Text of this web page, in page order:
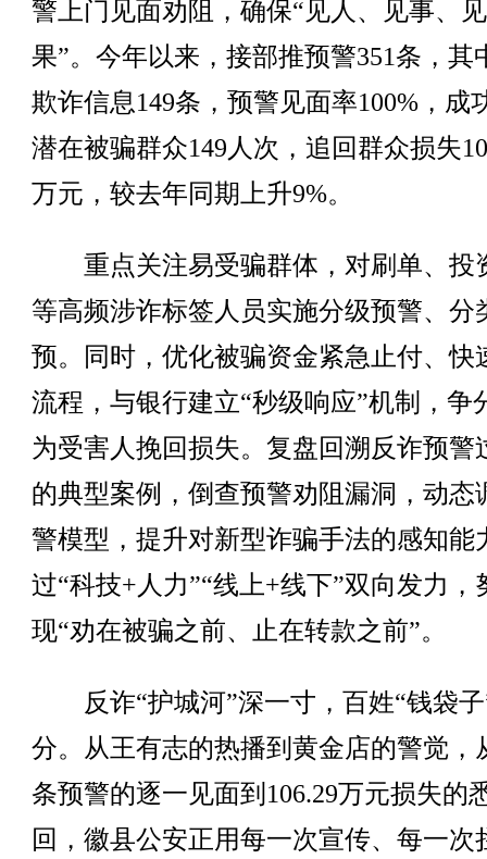
警上门见面劝阻，确保“见人、见事、
果”。今年以来，接部推预警351条，其
欺诈信息149条，预警见面率100%，成
潜在被骗群众149人次，追回群众损失
万元，较去年同期上升9%。
重点关注易受骗群体，对刷单、投
等高频涉诈标签人员实施分级预警、分
预。同时，优化被骗资金紧急止付、快
流程，与银行建立“秒级响应”机制，争
为受害人挽回损失。复盘回溯反诈预警
的典型案例，倒查预警劝阻漏洞，动态
警模型，提升对新型诈骗手法的感知能
过“科技+人力”“线上+线下”双向发力，
现“劝在被骗之前、止在转款之前”。
反诈“护城河”深一寸，百姓“钱袋子
分。从王有志的热播到黄金店的警觉，
条预警的逐一见面到106.29万元损失的
回，徽县公安正用每一次宣传、每一次